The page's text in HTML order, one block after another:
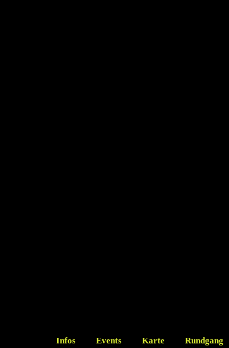
Infos Events Karte Rundgang